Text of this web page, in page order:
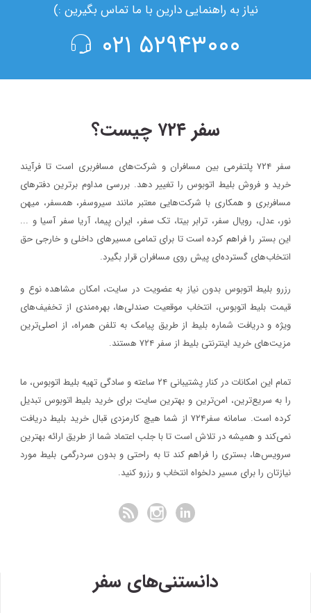
نیاز به راهنمایی دارین با ما تماس بگیرین :)
۵۲۹۴۳۰۰۰ ۰۲۱
سفر ۷۲۴ چیست؟
سفر ۷۲۴ پلتفرمی بین مسافران و شرکت‌های مسافربری است تا فرآیند
خرید و فروش بلیط اتوبوس را تغییر دهد. بررسی مداوم برترین دفترهای
مسافربری و همکاری با شرکت‌هایی معتبر مانند سیروسفر، همسفر، میهن‌
نور، عدل، رویال سفر، ترابر بیتا، تک سفر، ایران پیما، آریا سفر آسیا و ...
این بستر را فراهم کرده است تا برای تمامی مسیرهای داخلی و خارجی حق
انتخاب‌های گسترده‌ای پیش روی مسافران قرار بگیرد.
رزرو بلیط اتوبوس بدون نیاز به عضویت در سایت، امکان مشاهده نوع و
قیمت بلیط اتوبوس، انتخاب موقعیت صندلی‌ها، بهره‌مندی از تخفیف‌های
ویژه و دریافت شماره‌ بلیط از طریق پیامک به تلفن همراه، از اصلی‌ترین
مزیت‌های خرید اینترنتی بلیط از سفر ۷۲۴ هستند.
تمام این امکانات در کنار پشتیبانی‌ ۲۴ ساعته و سادگی تهیه بلیط اتوبوس، ما
را به سریع‌ترین، امن‌ترین و بهترین سایت برای خرید بلیط اتوبوس تبدیل
کرده است. سامانه سفر۷۲۴ از شما هیچ کارمزدی قبال خرید بلیط دریافت
نمی‌کند و همیشه در تلاش است تا با جلب اعتماد شما از طریق ارائه بهترین
سرویس‌ها، بستری را فراهم کند تا به راحتی و بدون سردرگمی بلیط مورد
نیازتان را برای مسیر دلخواه انتخاب و رزرو کنید.
دانستنی‌های سفر